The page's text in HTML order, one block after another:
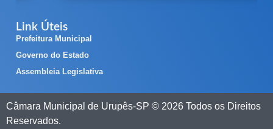
Link Úteis
Prefeitura Municipal
Governo do Estado
Assembleia Legislativa
Câmara Municipal de Urupês-SP © 2026 Todos os Direitos
Reservados.